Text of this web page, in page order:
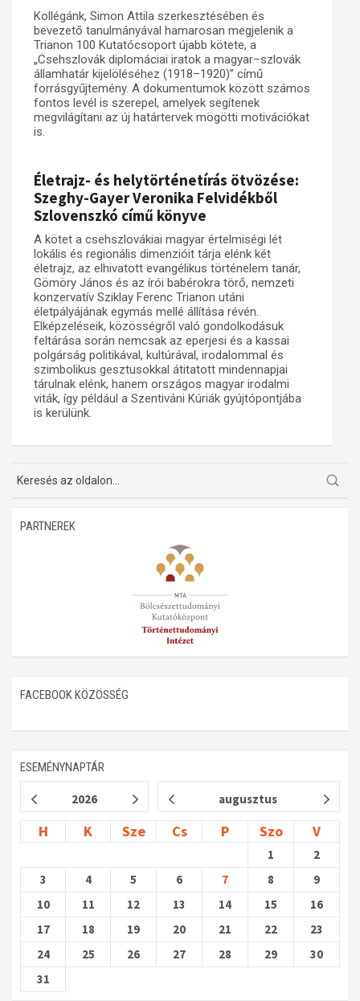
Kollégánk, Simon Attila szerkesztésében és
bevezető tanulmányával hamarosan megjelenik a
Trianon 100 Kutatócsoport újabb kötete, a
„Csehszlovák diplomáciai iratok a magyar–szlovák
államhatár kijelöléséhez (1918–1920)” című
forrásgyűjtemény. A dokumentumok között számos
fontos levél is szerepel, amelyek segítenek
megvilágítani az új határtervek mögötti motivációkat
is.
Életrajz- és helytörténetírás ötvözése:
Szeghy-Gayer Veronika Felvidékből
Szlovenszkó című könyve
A kötet a csehszlovákiai magyar értelmiségi lét
lokális és regionális dimenzióit tárja elénk két
életrajz, az elhivatott evangélikus történelem tanár,
Gömöry János és az írói babérokra törő, nemzeti
konzervatív Sziklay Ferenc Trianon utáni
életpályájának egymás mellé állítása révén.
Elképzeléseik, közösségről való gondolkodásuk
feltárása során nemcsak az eperjesi és a kassai
polgárság politikával, kultúrával, irodalommal és
szimbolikus gesztusokkal átitatott mindennapjai
tárulnak elénk, hanem országos magyar irodalmi
viták, így például a Szentiváni Kúriák gyújtópontjába
is kerülünk.
PARTNEREK
FACEBOOK KÖZÖSSÉG
ESEMÉNYNAPTÁR
2026 augusztus
H K Sze Cs P Szo V
1
2
3
4 5 6 7 8
9
10
11 12 13 14 15
16
17
18 19 20 21 22
23
24
25 26 27 28 29
30
31